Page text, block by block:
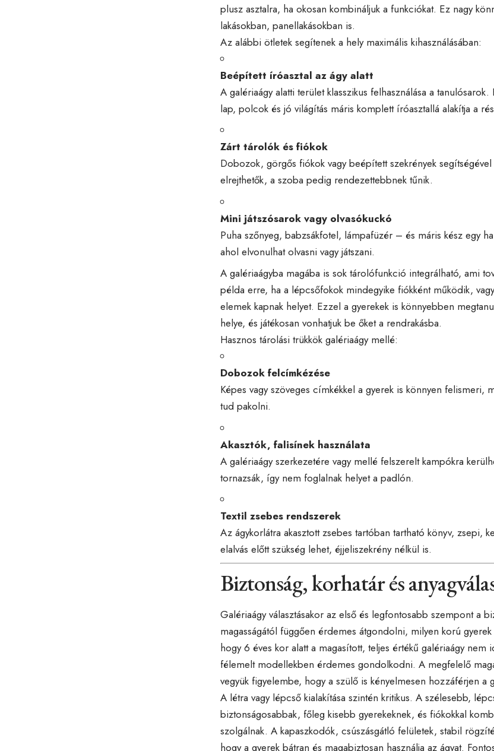
plusz asztalra, ha okosan kombináljuk a funkciókat. Ez nagy
lakásokban, panellakásokban is.
Az alábbi ötletek segítenek a hely maximális kihasználásában:
Beépített íróasztal az ágy alatt
A galériaágy alatti terület klasszikus felhasználása a
lap, polcok és jó világítás máris komplett íróasztallá alakítja a
Zárt tárolók és fiókok
Dobozok, görgős fiókok vagy beépített szekrények
elrejthetők, a szoba pedig rendezettebbnek tűnik.
Mini játszósarok vagy olvasókuckó
Puha szőnyeg, babzsákfotel, lámpafüzér – és máris kész egy
ahol elvonulhat olvasni vagy játszani.
A galériaágyba magába is sok tárolófunkció integrálható, ami
példa erre, ha a lépcsőfokok mindegyike fiókként működik,
elemek kapnak helyet. Ezzel a gyerekek is könnyebben
helye, és játékosan vonhatjuk be őket a rendrakásba.
Hasznos tárolási trükkök galériaágy mellé:
Dobozok felcímkézése
Képes vagy szöveges címkékkel a gyerek is könnyen
tud pakolni.
Akasztók, falisínek használata
A galériaágy szerkezetére vagy mellé felszerelt kampókra
tornazsák, így nem foglalnak helyet a padlón.
Textil zsebes rendszerek
Az ágykorlátra akasztott zsebes tartóban tartható könyv, zsepi,
elalvás előtt szükség lehet, éjjeliszekrény nélkül is.
Biztonság, korhatár és
Galériaágy választásakor az első és legfontosabb szempont a
magasságától függően érdemes átgondolni, milyen korú gyerek
hogy 6 éves kor alatt a magasított, teljes értékű galériaágy nem
félemelt modellekben érdemes gondolkodni. A megfelelő
vegyük figyelembe, hogy a szülő is kényelmesen hozzáférjen a
A létra vagy lépcső kialakítása szintén kritikus. A szélesebb,
biztonságosabbak, főleg kisebb gyerekeknek, és fiókokkal
szolgálnak. A kapaszkodók, csúszásgátló felületek, stabil
hogy a gyerek bátran és magabiztosan használja az ágyat.